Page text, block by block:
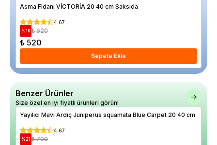
Asma Fidanı VİCTORİA 20 40 cm Saksıda
4.67
%16 ₺ 620
₺ 520
Sepete Ekle
Benzer Ürünler
Size özel en iyi fiyatlı ürünleri görün!
Yayılıcı Mavi Ardıç Juniperus squamata Blue Carpet 20 40 cm
4.67
%21 ₺ 700